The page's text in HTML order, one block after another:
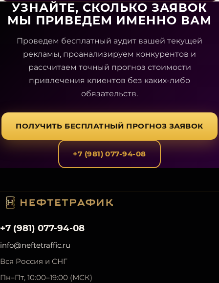
УЗНАЙТЕ, СКОЛЬКО ЗАЯВОК
МЫ ПРИВЕДЕМ ИМЕННО ВАМ
Проведем бесплатный аудит вашей текущей
рекламы, проанализируем конкурентов и
рассчитаем точный прогноз стоимости
привлечения клиентов без каких-либо
обязательств.
ПОЛУЧИТЬ БЕСПЛАТНЫЙ ПРОГНОЗ ЗАЯВОК
+7 (981) 077-94-08
+7 (981) 077-94-08
info@neftetraffic.ru
Вся Россия и СНГ
Пн–Пт, 10:00–19:00 (МСК)